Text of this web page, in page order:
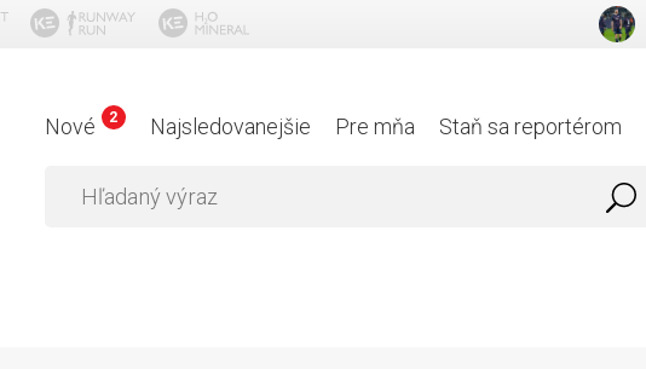
Nové 2 Najsledovanejšie Pre mňa Staň sa reportérom